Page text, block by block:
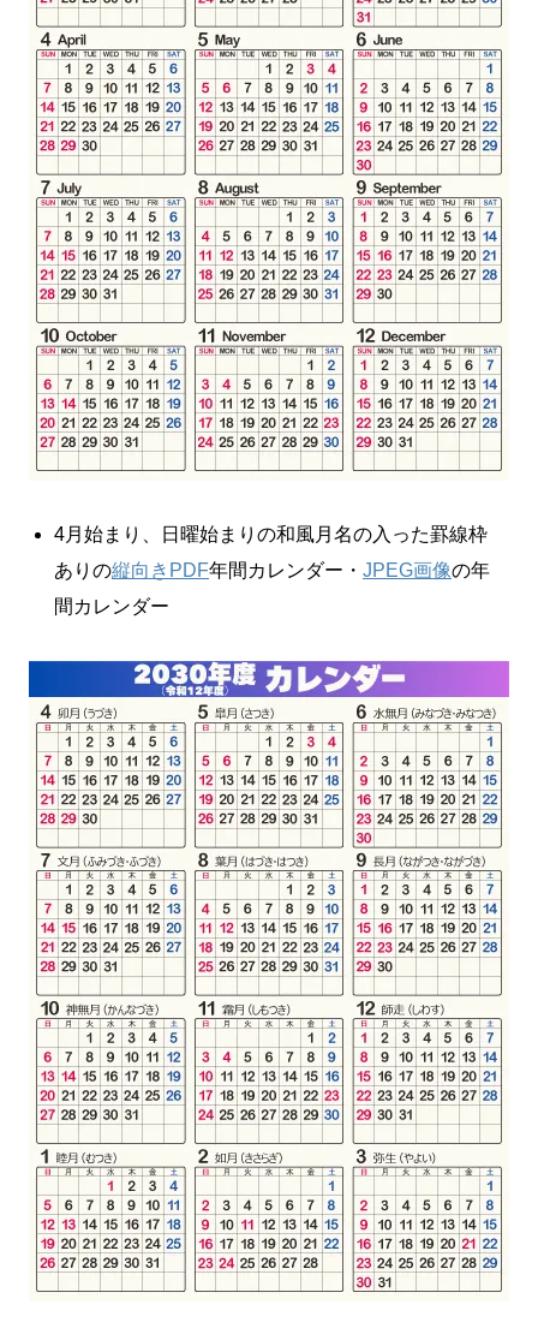
4月始まり、日曜始まりの和風月名の入った罫線枠
ありの縦向きPDF年間カレンダー・ JPEG画像の年
間カレンダー